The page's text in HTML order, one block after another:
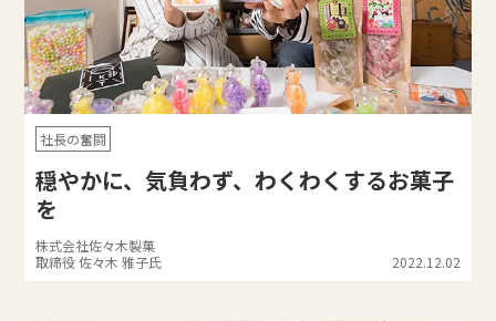
社長の奮闘
穏やかに、気負わず、わくわくするお菓子
を
株式会社佐々木製菓
取締役 佐々木 雅子氏
2022.12.02